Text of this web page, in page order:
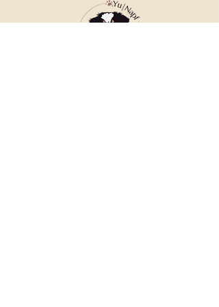
Bläschen vorkommen können. Diese
stellen kein Reklamationsgrund dar.